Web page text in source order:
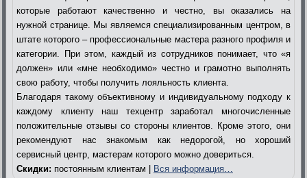
которые работают качественно и честно, вы оказались на
нужной странице. Мы являемся специализированным центром, в
штате которого – профессиональные мастера разного профиля и
категории. При этом, каждый из сотрудников понимает, что «я
должен» или «мне необходимо» честно и грамотно выполнять
свою работу, чтобы получить лояльность клиента.
Благодаря такому объективному и индивидуальному подходу к
каждому клиенту наш техцентр заработал многочисленные
положительные отзывы со стороны клиентов. Кроме этого, они
рекомендуют нас знакомым как недорогой, но хороший
сервисный центр, мастерам которого можно довериться.
Скидки: постоянным клиентам | Вся информация…